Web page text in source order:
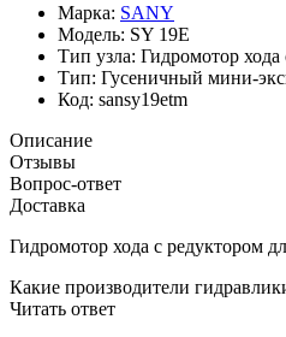
Марка: SANY
Модель: SY 19E
Тип узла: Гидромотор хода
Тип: Гусеничный мини-
Код: sansy19etm
Описание
Отзывы
Вопрос-ответ
Доставка
Гидромотор хода с редуктором
Какие производители
Читать ответ